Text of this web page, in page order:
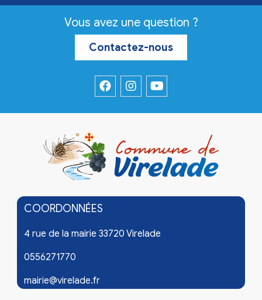
Vous avez une question ?
Contactez-nous
COORDONNÉES
4 rue de la mairie 33720 Virelade
0556271770
mairie@virelade.fr